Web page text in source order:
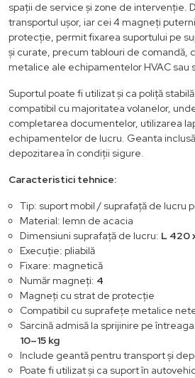
spații de service și zone de intervenție.
transportul ușor, iar cei 4 magneți
protecție, permit fixarea suportului pe
și curate, precum tablouri de comandă,
metalice ale echipamentelor HVAC sau
Suportul poate fi utilizat și ca poliță
compatibil cu majoritatea volanelor,
completarea documentelor, utilizarea
echipamentelor de lucru. Geanta
depozitarea în condiții sigure.
Caracteristici tehnice:
Tip: suport mobil / suprafață de lucru
Material: lemn de acacia
Dimensiuni suprafață de lucru: L 420
Execuție: pliabilă
Fixare: magnetică
Număr magneți: 4
Magneți cu strat de protecție
Compatibil cu suprafețe metalice
Sarcină admisă la sprijinire pe
10–15 kg
Include geantă pentru transport și
Poate fi utilizat și ca suport în